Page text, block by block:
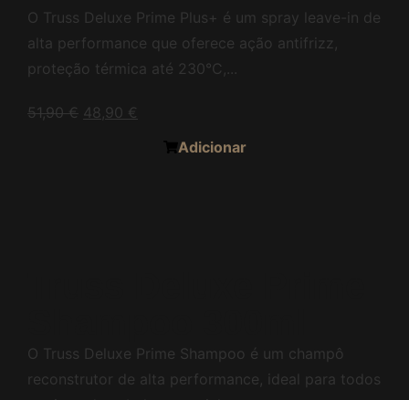
O Truss Deluxe Prime Plus+ é um spray leave-in de
alta performance que oferece ação antifrizz,
proteção térmica até 230°C,...
51,90€ 48,90 €
Adicionar
O Truss Deluxe Prime Shampoo é um champô
reconstrutor de alta performance, ideal para todos